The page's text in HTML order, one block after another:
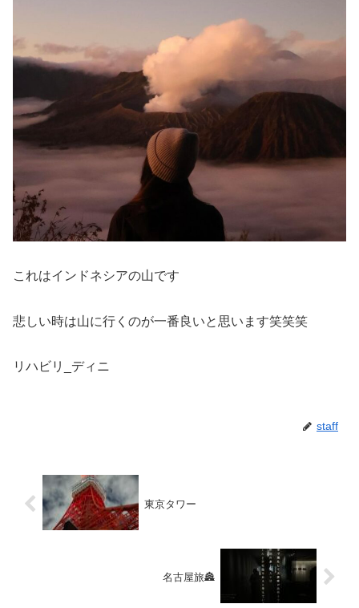
これはインドネシアの山です
悲しい時は山に行くのが一番良いと思います笑笑笑
リハビリ_ディニ
staff
東京タワー
名古屋旅🏯